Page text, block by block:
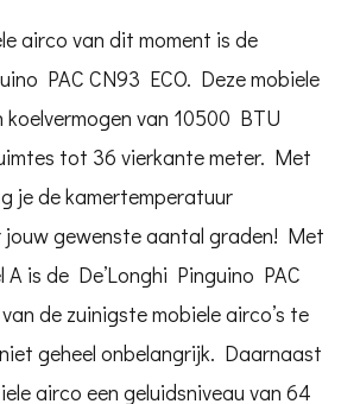
airco van dit moment is de
PAC CN93 ECO. Deze mobiele
koelvermogen van 10500 BTU
tot 36 vierkante meter. Met
je de kamertemperatuur
jouw gewenste aantal graden! Met
A is de De’Longhi Pinguino PAC
de zuinigste mobiele airco’s te
geheel onbelangrijk. Daarnaast
airco een geluidsniveau van 64